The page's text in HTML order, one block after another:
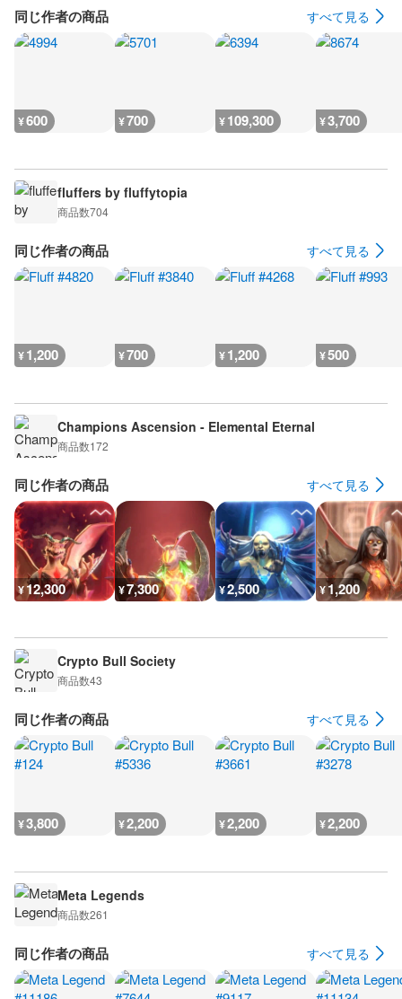
同じ作者の商品 すべて見る
¥600 ¥700 ¥109,300 ¥3,700
fluffers by fluffytopia
商品数704
同じ作者の商品 すべて見る
¥1,200 ¥700 ¥1,200 ¥500
Champions Ascension - Elemental Eternal
商品数172
同じ作者の商品 すべて見る
¥12,300 ¥7,300 ¥2,500 ¥1,200
Crypto Bull Society
商品数43
同じ作者の商品 すべて見る
¥3,800 ¥2,200 ¥2,200 ¥2,200
Meta Legends
商品数261
同じ作者の商品 すべて見る